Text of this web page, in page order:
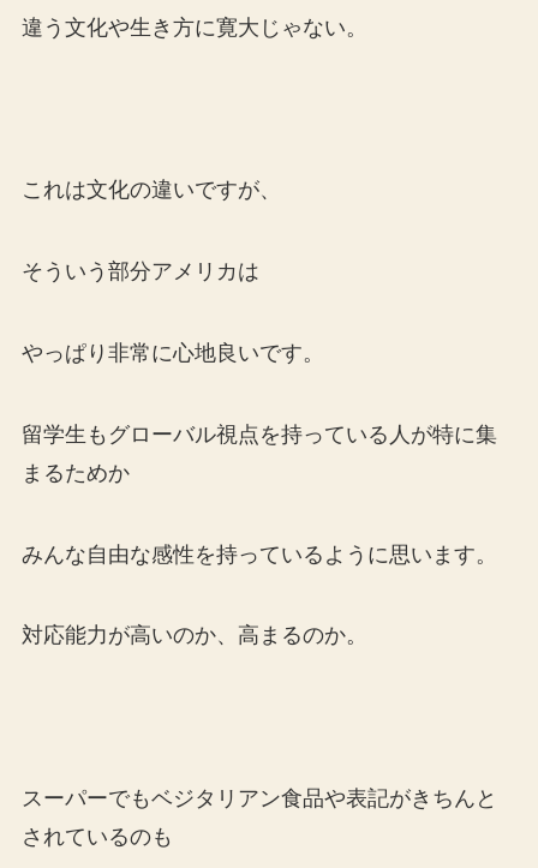
違う文化や生き方に寛大じゃない。
これは文化の違いですが、
そういう部分アメリカは
やっぱり非常に心地良いです。
留学生もグローバル視点を持っている人が特に集
まるためか
みんな自由な感性を持っているように思います。
対応能力が高いのか、高まるのか。
スーパーでもベジタリアン食品や表記がきちんと
されているのも